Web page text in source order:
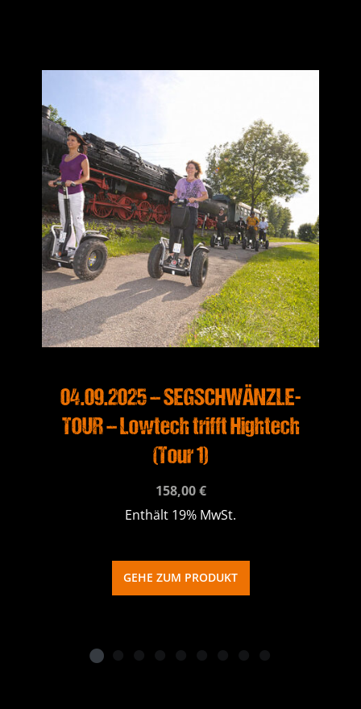
04.09.2025 – SEGSCHWÄNZLE-
TOUR – Lowtech trifft Hightech
(Tour 1)
158,00€
Enthält 19% MwSt.
GEHE ZUM PRODUKT